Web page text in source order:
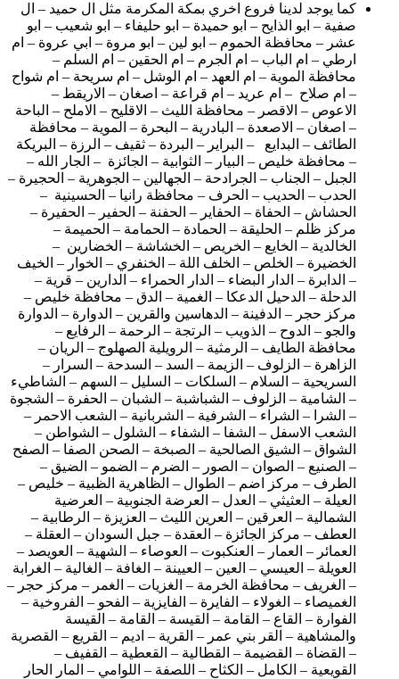
كما يوجد لدينا فروع اخري بمكة المكرمة مثل ال حميد – ال
صفية – ابو الذايح – ابو حميدة – ابو حليفاء – ابو شعيب – ابو
عشر – محافظة الحموم – ابو لين – ابو مروة – ابي عروة – ام
ارطي – ام الباب – ام الجرم – ام الحقين – ام السلم –
محافظة الموية – ام العهد – ام الوشل – ام سريحة – ام شواح
– ام صلاح – ام عريد – ام قراعة – اصغان – الاريقط –
الاعوص – الاقصر – محافظة الليث – الاقليح – الاملح – الباحة
– اصغان – الاصعدة – البادرية – البحرة – الموية – محافظة
الطائف – البدايع – البراير – البردة – ثقيف – الرزة – البريكة
– محافظة خليص – البيار – الثوابية – الجائزة – الجار الله –
الجبل – الجناب – الجرادحة – الجهالين – الجوهرية – الحجيرة –
الحدب – الحديب – الحرف – محافظة رانيا – الحسينية –
الحشاش – الحفاة – الحفاير – الحفنة – الحفير – الحفيرة –
مركز ظلم – الحليقة – الحمادة – الحمامة – الحميمة –
الخالدية – الخايع – الخريص – الخشاشة – الخضارين –
الخضيرة – الخلص – الخلف اللة – الخنفري – الخوار – الخيف
– الدابرة – الدار البضاء – الدار الحمراء – الدارين – قرية –
الدحلة – الدحيل الدعكا – الغمية – الدق – محافظة خليص –
مركز حجر – الدفينة – الدهاسين والقرين – الدوارة – الدوارة
والجو – الدوح – الذويب – الرتجة – الرحمة – الرفايع –
محافظة الطايف – الرمثية – الرويلية الصهلوج – الريان –
الزاهرة – الزلوف – الزيمة – السد – السدحة – السرار –
السريحية – السلام – السلكات – السليل – السهم – الشاطيء
– الشامية – الزلوف – الشباشبة – الشبان – الحفرة – الشجوة
– الشرا – الشراء – الشرفية – الشربانية – الشعب الاحمر –
الشعب الاسفل – الشفا – الشفاء – الشلول – الشواطن –
الشواق – الشيق الصالحية – الصبخة – الصحن الصفا – الصفح
– الصنيع – الصوان – الصور – الضرم – الضمو – الضيق –
الطرف – مركز اضم – الطوال – الظاهرية الظبية – خليص –
العيلة – العثيثي – العدل – العرضة الجنوبية – العرضية
الشمالية – العرقين – العرين الليث – العزيزة – الرطابية –
العطف – مركز الجائزة – العقدة – جبل السودان – العقلة –
العمائر – العمار – العنكبوت – العوصاء – الشهية – العويصد –
العويلة – العيسي – العين – العيينة – الغافة – الغالية – الغرابة
– الغريف – محافظة الخرمة – الغزيات – الغمر – مركز حجر –
الغميصاء – الغولاء – الفايرة – الفايزية – الفحو – الفروخية –
الفوارة – القاع – القامة – القيسة – القامة – القيسة
والمشاهية – القر بني عمر – القرية – اديم – القريع – القصرية
– القضاة – القضيمة – القطالية – القعطية – القفيف –
القويعية – الكامل – الكثاح – اللصفة – اللوامي – المار الحار